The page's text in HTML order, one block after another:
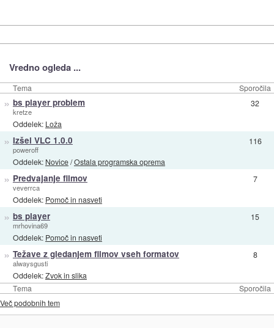
Vredno ogleda ...
Tema Sporočila
Tema Sporočila
» bs player problem
kretze
Oddelek: Loža
32
» Izšel VLC 1.0.0
poweroff
Oddelek: Novice/Ostala programska oprema
116
» Predvajanje filmov
veverrca
Oddelek: Pomoč in nasveti
7
» bs player
mrhovina69
Oddelek: Pomoč in nasveti
15
» Težave z gledanjem filmov vseh formatov
alwaysgusti
Oddelek:Zvok in slika
8
Več podobnih tem